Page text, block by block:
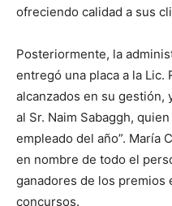
ofreciendo calidad a sus
Posteriormente, la
entregó una placa a la Lic.
alcanzados en su gestión,
al Sr. Naim Sabaggh,
empleado del año”. María
en nombre de todo el
ganadores de los premios
concursos.